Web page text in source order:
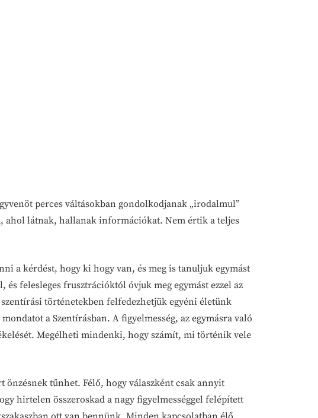
perces váltásokban gondolkodjanak „irodalmul”
ahol látnak, hallanak információkat. Nem értik a teljes
a kérdést, hogy ki hogy van, és meg is tanuljuk egymást
felesleges frusztrációktól óvjuk meg egymást ezzel az
történetekben felfedezhetjük egyéni életünk
a Szentírásban. A figyelmesség, az egymásra való
Megélheti mindenki, hogy számít, mi történik vele
önzésnek tűnhet. Félő, hogy válaszként csak annyit
hirtelen összeroskad a nagy figyelmességgel felépített